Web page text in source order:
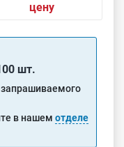
цену
шт.
запрашиваемого
в нашем отделе